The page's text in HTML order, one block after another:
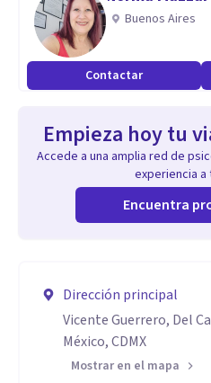
Buenos Aires
Contactar
Empieza hoy tu
Accede a una amplia red de
experiencia a
Encuentra
Dirección principal
Vicente Guerrero, Del
México, CDMX
Mostrar en el mapa